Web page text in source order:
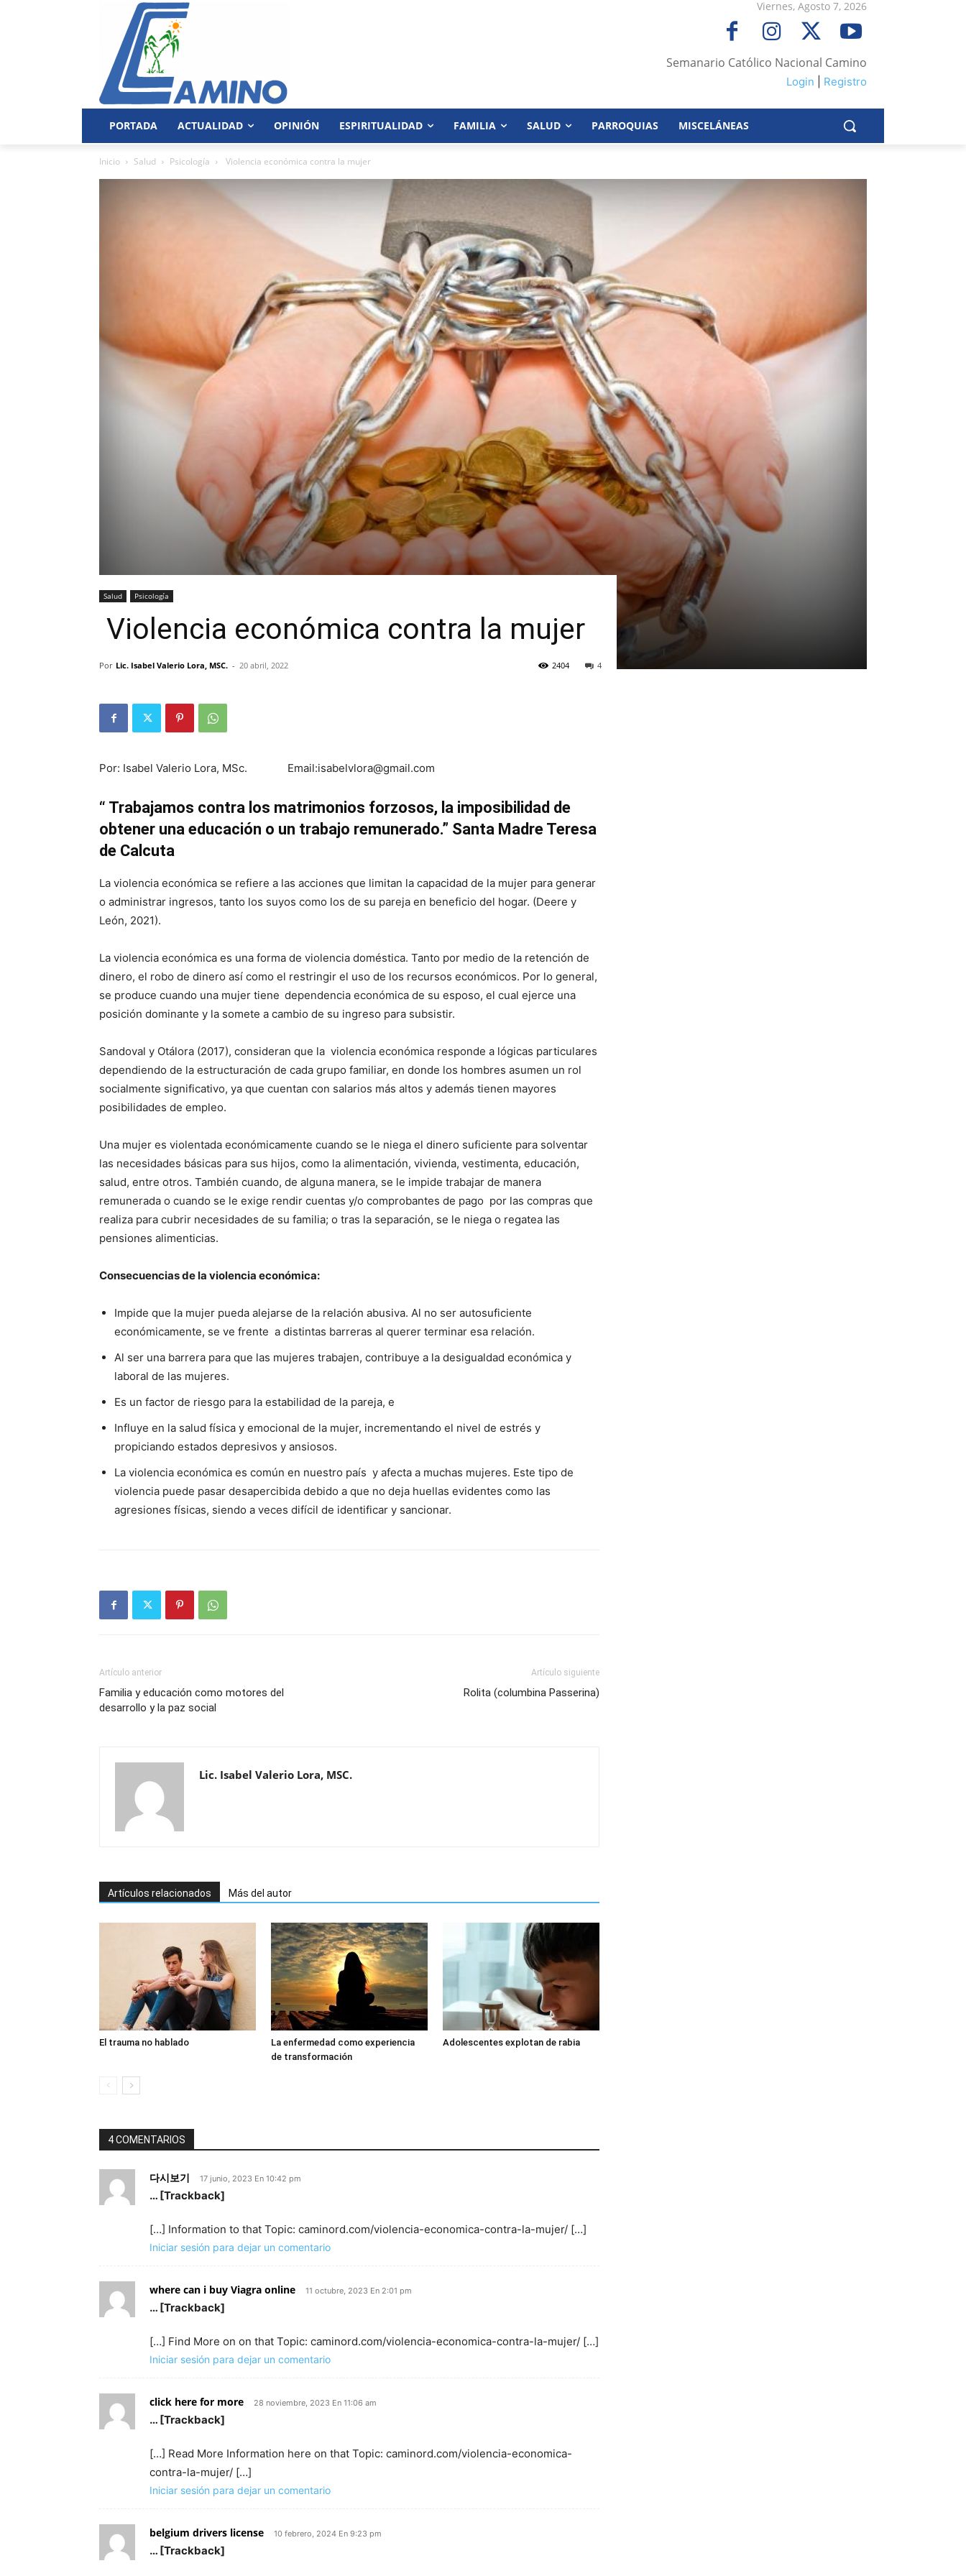
Viernes, Agosto 7, 2026
Semanario Católico Nacional Camino
Login Registro
PORTADA ACTUALIDAD OPINIÓN ESPIRITUALIDAD FAMILIA SALUD PARROQUIAS MISCELÁNEAS
Inicio Salud Psicología Violencia económica contra la mujer
Salud Psicología
Violencia económica contra la mujer
Por Lic. Isabel Valerio Lora, MSC. - 20 abril, 2022 4
2404
Por: Isabel Valerio Lora, MSc. Email:isabelvlora@gmail.com
“ Trabajamos contra los matrimonios forzosos, la imposibilidad de
obtener una educación o un trabajo remunerado.” Santa Madre Teresa
de Calcuta
La violencia económica se refiere a las acciones que limitan la capacidad de la mujer para generar
o administrar ingresos, tanto los suyos como los de su pareja en beneficio del hogar. (Deere y
León, 2021).
La violencia económica es una forma de violencia doméstica. Tanto por medio de la retención de
dinero, el robo de dinero así como el restringir el uso de los recursos económicos. Por lo general,
se produce cuando una mujer tiene dependencia económica de su esposo, el cual ejerce una
posición dominante y la somete a cambio de su ingreso para subsistir.
Sandoval y Otálora (2017), consideran que la violencia económica responde a lógicas particulares
dependiendo de la estructuración de cada grupo familiar, en donde los hombres asumen un rol
socialmente significativo, ya que cuentan con salarios más altos y además tienen mayores
posibilidades de empleo.
Una mujer es violentada económicamente cuando se le niega el dinero suficiente para solventar
las necesidades básicas para sus hijos, como la alimentación, vivienda, vestimenta, educación,
salud, entre otros. También cuando, de alguna manera, se le impide trabajar de manera
remunerada o cuando se le exige rendir cuentas y/o comprobantes de pago por las compras que
realiza para cubrir necesidades de su familia; o tras la separación, se le niega o regatea las
pensiones alimenticias.
Consecuencias de la violencia económica:
Impide que la mujer pueda alejarse de la relación abusiva. Al no ser autosuficiente
económicamente, se ve frente a distintas barreras al querer terminar esa relación.
Al ser una barrera para que las mujeres trabajen, contribuye a la desigualdad económica y
laboral de las mujeres.
Es un factor de riesgo para la estabilidad de la pareja, e
Influye en la salud física y emocional de la mujer, incrementando el nivel de estrés y
propiciando estados depresivos y ansiosos.
La violencia económica es común en nuestro país y afecta a muchas mujeres. Este tipo de
violencia puede pasar desapercibida debido a que no deja huellas evidentes como las
agresiones físicas, siendo a veces difícil de identificar y sancionar.
Artículo anterior
Familia y educación como motores del
desarrollo y la paz social
Artículo siguiente
Rolita (columbina Passerina)
Lic. Isabel Valerio Lora, MSC.
Artículos relacionados Más del autor
El trauma no hablado
La enfermedad como experiencia
de transformación
Adolescentes explotan de rabia
4 COMENTARIOS
다시보기 17 junio, 2023 En 10:42 pm
… [Trackback]
[…] Information to that Topic: caminord.com/violencia-economica-contra-la-mujer/ […]
Iniciar sesión para dejar un comentario
where can i buy Viagra online 11 octubre, 2023 En 2:01 pm
… [Trackback]
[…] Find More on on that Topic: caminord.com/violencia-economica-contra-la-mujer/ […]
Iniciar sesión para dejar un comentario
click here for more 28 noviembre, 2023 En 11:06 am
… [Trackback]
[…] Read More Information here on that Topic: caminord.com/violencia-economica-
contra-la-mujer/ […]
Iniciar sesión para dejar un comentario
belgium drivers license 10 febrero, 2024 En 9:23 pm
… [Trackback]